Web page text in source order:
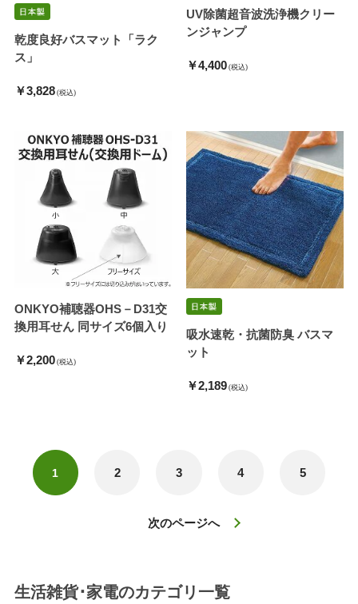
乾度良好バスマット「ラク
ス」
￥3,828 (税込)
UV除菌超音波洗浄機クリー
ンジャンプ
￥4,400 (税込)
ONKYO補聴器OHS－D31交
換用耳せん 同サイズ6個入り
￥2,200 (税込)
吸水速乾・抗菌防臭 バスマ
ット
￥2,189 (税込)
1 2 3 4 5
次のページへ
生活雑貨･家電のカテゴリ一覧